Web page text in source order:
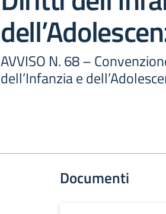
AVVISO N. 68 –
dell’Infanzia e
Documenti